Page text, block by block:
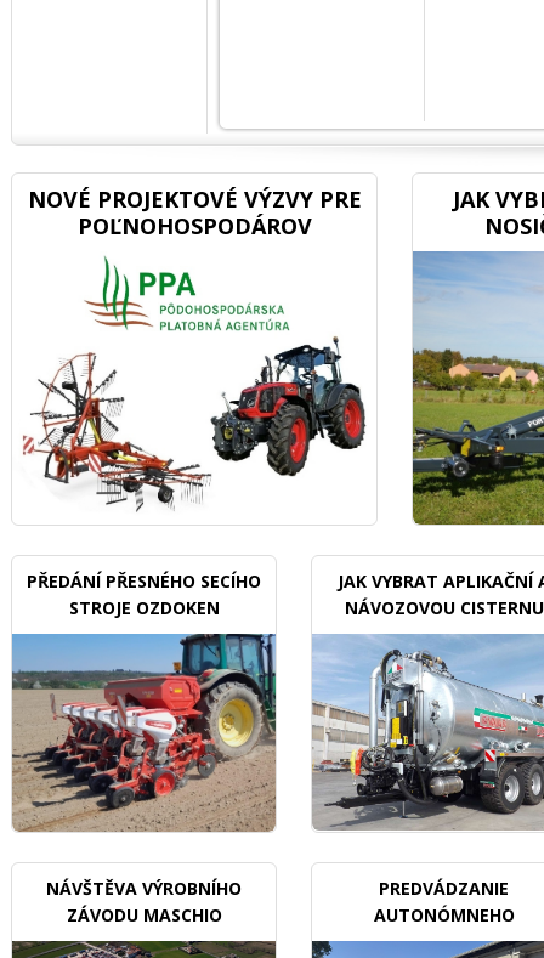
NOVÉ PROJEKTOVÉ VÝZVY PRE
POĽNOHOSPODÁROV
JAK
PŘEDÁNÍ PŘESNÉHO SECÍHO
STROJE OZDOKEN
JAK VYBRAT APLIKAČNÍ
NÁVOZOVOU CISTERNU
NÁVŠTĚVA VÝROBNÍHO
ZÁVODU MASCHIO
GASPARDO
PREDVÁDZANIE
AUTONÓMNEHO
TRAKTORU V SADOCH